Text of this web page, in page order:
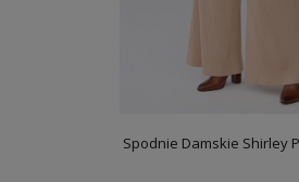
Spodnie Damskie Shirley